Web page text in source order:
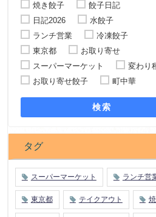
焼き餃子
餃子日記
日記2026
水餃子
ランチ営業
冷凍餃子
東京都
お取り寄せ
スーパーマーケット
変わり
お取り寄せ餃子
町中華
検索
タグ
スーパーマーケット ランチ営
東京都 テイクアウト